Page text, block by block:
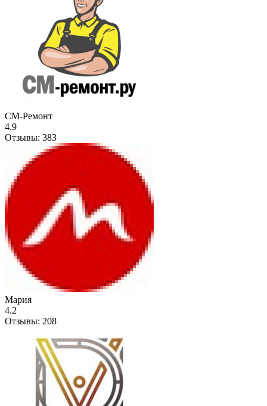
СМ-Ремонт
4.9
Отзывы: 383
Мария
4.2
Отзывы: 208